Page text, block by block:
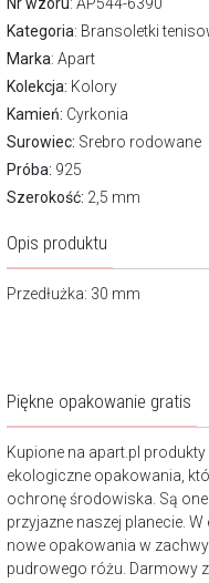
Kategoria: Bransoletki
Marka: Apart
Kolekcja: Kolory
Kamień: Cyrkonia
Surowiec: Srebro rodowane
Próba: 925
Szerokość: 2,5 mm
Opis produktu
Przedłużka: 30 mm
Piękne opakowanie gratis
Kupione na apart.pl
ekologiczne opakowania,
ochronę środowiska. Są
przyjazne naszej planecie.
nowe opakowania w
pudrowego różu. Darmowy